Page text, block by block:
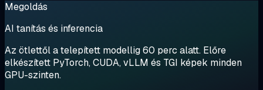
Megoldás
AI tanítás és inferencia
Az ötlettől a telepített modellig 60 perc alatt. Előre
elkészített PyTorch, CUDA, vLLM és TGI képek minden
GPU-szinten.